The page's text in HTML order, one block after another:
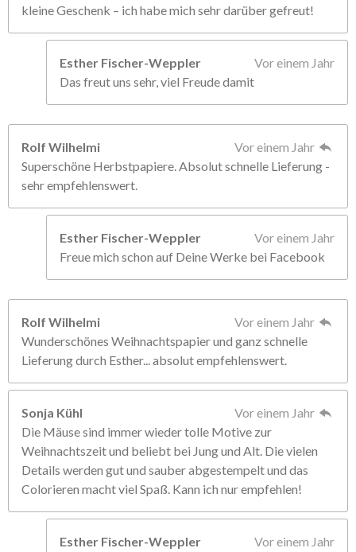
kleine Geschenk – ich habe mich sehr darüber gefreut!
Esther Fischer-Weppler
Vor einem Jahr
Das freut uns sehr, viel Freude damit
Rolf Wilhelmi
Vor einem Jahr
Superschöne Herbstpapiere. Absolut schnelle Lieferung -
sehr empfehlenswert.
Esther Fischer-Weppler
Vor einem Jahr
Freue mich schon auf Deine Werke bei Facebook
Rolf Wilhelmi
Vor einem Jahr
Wunderschönes Weihnachtspapier und ganz schnelle
Lieferung durch Esther... absolut empfehlenswert.
Sonja Kühl
Vor einem Jahr
Die Mäuse sind immer wieder tolle Motive zur
Weihnachtszeit und beliebt bei Jung und Alt. Die vielen
Details werden gut und sauber abgestempelt und das
Colorieren macht viel Spaß. Kann ich nur empfehlen!
Esther Fischer-Weppler
Vor einem Jahr